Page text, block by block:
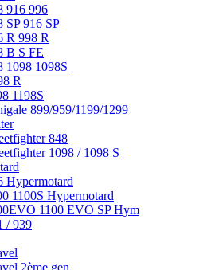
916 996
SP 916 SP
R 998 R
B S FE
1098 1098S
R
1198S
899/959/1199/1299
848
1098 / 1098 S
Hypermotard
1100S Hypermotard
1100 EVO SP Hym
/ 939
2ème gen.